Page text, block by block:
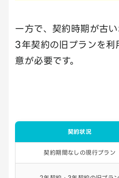
一方で、契約時期が古
3年契約の旧プランを利
意が必要です。
契約状況
契約期間なしの現行プラン